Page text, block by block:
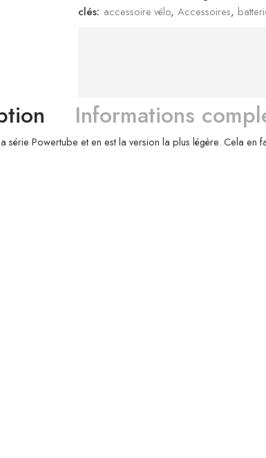
clés: accessoire vélo, Accessoires,
Informations
Powertube et en est la version la plus légère. Cela